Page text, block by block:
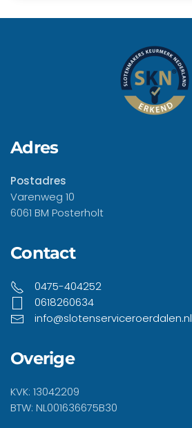
Adres
Postadres
Varenweg 10
6061 BM Posterholt
Contact
0475-404252
0618260634
info@slotenserviceroerdalen.nl
Overige
KVK: 13042209
BTW: NL001636675B30